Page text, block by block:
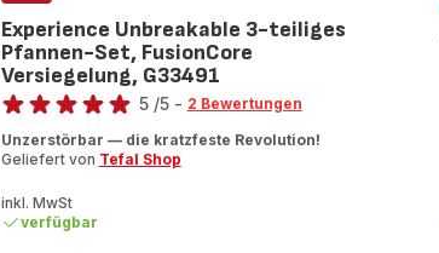
Experience Unbreakable 3-teiliges
Pfannen-Set, FusionCore
Versiegelung, G33491
Bewertung
mit
Sternen
(Durchschnitt)
5 /5 - 2 Bewertungen
Unzerstörbar — die kratzfeste Revolution!
Geliefert von Tefal Shop
inkl. MwSt
verfügbar